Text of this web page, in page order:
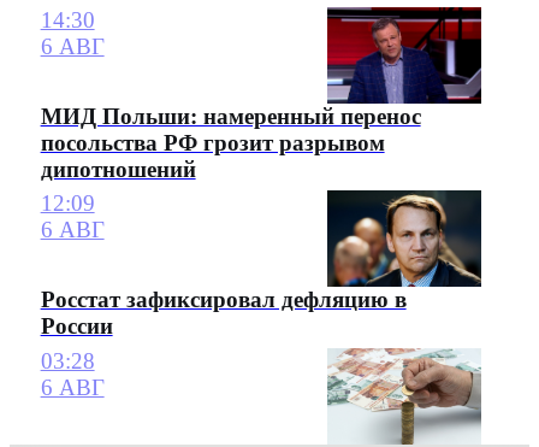
14:30
6 АВГ
МИД Польши: намеренный перенос
посольства РФ грозит разрывом
дипотношений
12:09
6 АВГ
Росстат зафиксировал дефляцию в
России
03:28
6 АВГ